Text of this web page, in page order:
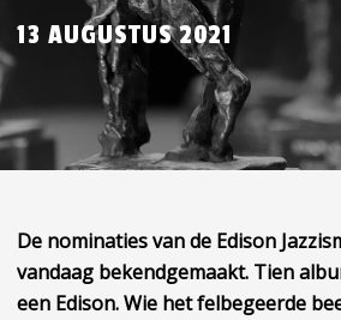
13 AUGUSTUS 2021
De nominaties van de Edison
vandaag bekendgemaakt. Tien
een Edison. Wie het felbegeerde